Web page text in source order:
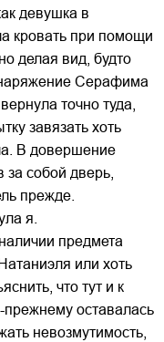
девушка в
кровать при помощи
делая вид, будто
Серафима
точно туда,
завязать хоть
В довершение
собой дверь,
прежде.
я.
предмета
или хоть
что тут и к
оставалась
невозмутимость,